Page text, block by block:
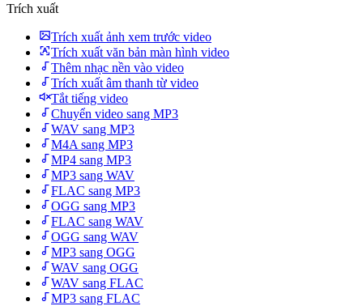
Trích xuất
Trích xuất ảnh xem trước video
Trích xuất văn bản màn hình video
Thêm nhạc nền vào video
Trích xuất âm thanh từ video
Tắt tiếng video
Chuyển video sang MP3
WAV sang MP3
M4A sang MP3
MP4 sang MP3
MP3 sang WAV
FLAC sang MP3
OGG sang MP3
FLAC sang WAV
OGG sang WAV
MP3 sang OGG
WAV sang OGG
WAV sang FLAC
MP3 sang FLAC